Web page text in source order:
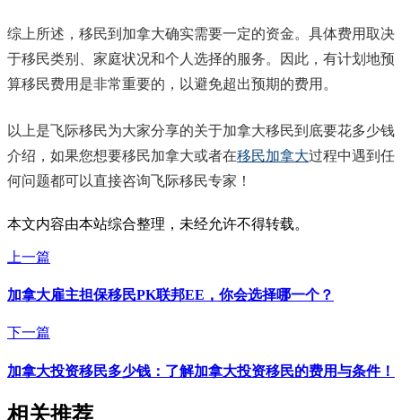
综上所述，移民到加拿大确实需要一定的资金。具体费用取决
于移民类别、家庭状况和个人选择的服务。因此，有计划地预
算移民费用是非常重要的，以避免超出预期的费用。
以上是飞际移民为大家分享的关于加拿大移民到底要花多少钱
介绍，如果您想要移民加拿大或者在移民加拿大过程中遇到任
何问题都可以直接咨询飞际移民专家！
本文内容由本站综合整理，未经允许不得转载。
上一篇
加拿大雇主担保移民PK联邦EE，你会选择哪一个？
下一篇
加拿大投资移民多少钱：了解加拿大投资移民的费用与条件！
相关推荐